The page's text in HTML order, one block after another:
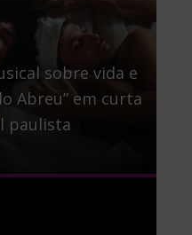
sobre vida e
Abreu” em curta
paulista